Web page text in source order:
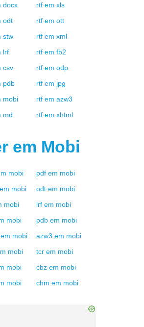
docx rtf em xls
odt rtf em ott
stw rtf em xml
lrf rtf em fb2
csv rtf em odp
pdb rtf em jpg
mobi rtf em azw3
md rtf em xhtml
em Mobi
mobi pdf em mobi
em mobi odt em mobi
mobi lrf em mobi
mobi pdb em mobi
em mobi azw3 em mobi
mobi tcr em mobi
mobi cbz em mobi
mobi chm em mobi